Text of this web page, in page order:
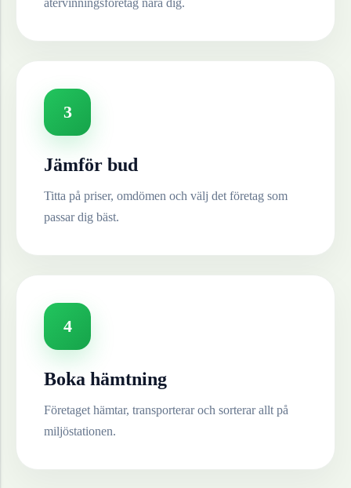
återvinningsföretag nära dig.
3
Jämför bud
Titta på priser, omdömen och välj det företag som
passar dig bäst.
4
Boka hämtning
Företaget hämtar, transporterar och sorterar allt på
miljöstationen.